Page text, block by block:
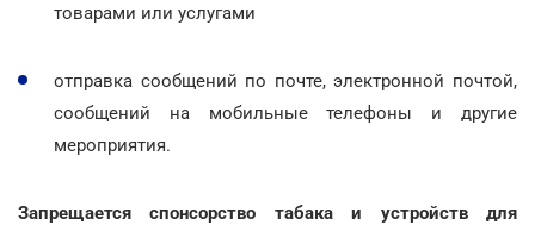
товарами или услугами
отправка сообщений по почте, электронной почтой,
сообщений на мобильные телефоны и другие
мероприятия.
Запрещается спонсорство табака и устройств для